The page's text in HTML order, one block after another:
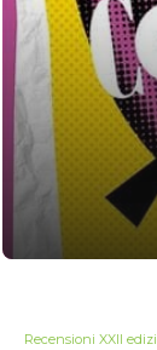
Recensioni XXII